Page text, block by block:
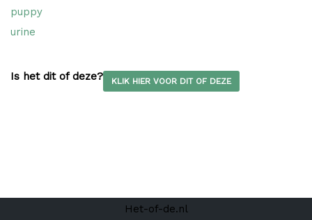
puppy
urine
Is het dit of deze? KLIK HIER VOOR DIT OF DEZE
Het-of-de.nl